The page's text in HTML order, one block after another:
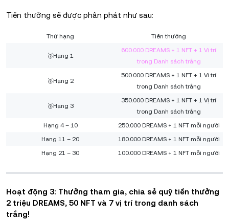
Tiền thưởng sẽ được phân phát như sau:
Thứ hạng Tiền thưởng
🥇Hạng 1
600.000 DREAMS + 1 NFT + 1 Vị trí
trong Danh sách trắng
🥈Hạng 2
500.000 DREAMS + 1 NFT + 1 Vị trí
trong Danh sách trắng
🥉Hạng 3
350.000 DREAMS + 1 NFT + 1 Vị trí
trong Danh sách trắng
Hạng 4 – 10
250.000 DREAMS + 1 NFT mỗi người
Hạng 11 – 20
180.000 DREAMS + 1 NFT mỗi người
Hạng 21 – 30
100.000 DREAMS + 1 NFT mỗi người
Hoạt động 3: Thưởng tham gia, chia sẻ quỹ tiền thưởng
2 triệu DREAMS, 50 NFT và 7 vị trí trong danh sách
trắng!